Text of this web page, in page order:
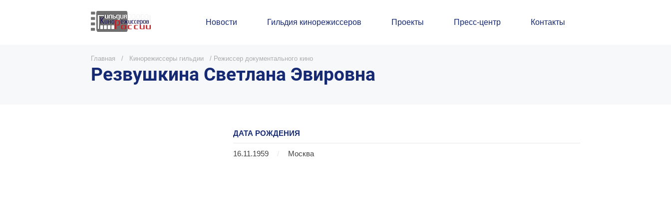
Новости Гильдия кинорежиссеров Проекты Пресс-центр Контакты
Главная / Кинорежиссеры гильдии / Режиссер документального кино
Резвушкина Светлана Эвировна
ДАТА РОЖДЕНИЯ
16.11.1959 / Москва